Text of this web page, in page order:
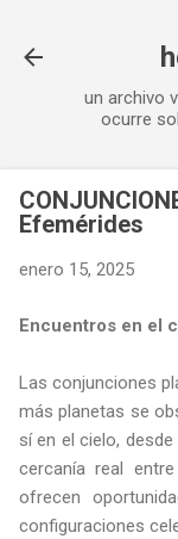
un archivo
ocurre
Efemérides
enero 15, 2025
Encuentros en el
Las conjunciones
más planetas se
sí en el cielo,
cercanía real
ofrecen
configuraciones